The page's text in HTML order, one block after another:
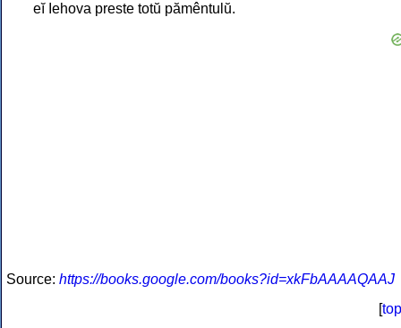
eĭ Iehova preste totŭ pămêntulŭ.
Source: https://books.google.com/books?id=xkFbAAAAQAAJ
[top